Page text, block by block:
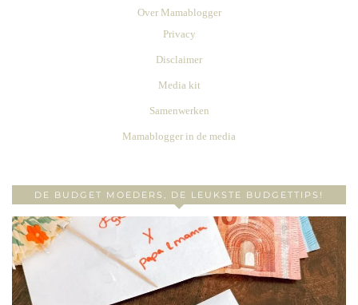
Over Mamablogger
Privacy
Disclaimer
Media kit
Samenwerken
Mamablogger in de media
DE BUDGET MOEDERS, DE LEUKSTE BUDGETTIPS!